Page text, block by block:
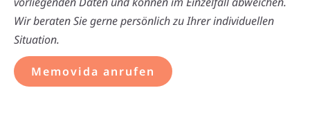
Wir beraten Sie gerne persönlich zu Ihrer individuellen
Situation.
Memovida anrufen